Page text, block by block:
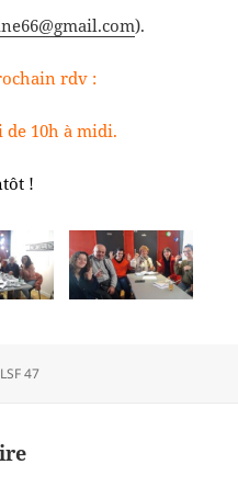
).
rdv :
de 10h à midi.
!
Catégories
LSF 47